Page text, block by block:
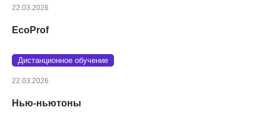
22.03.2026
EcoProf
Дистанционное обучение
22.03.2026
Нью-ньютоны